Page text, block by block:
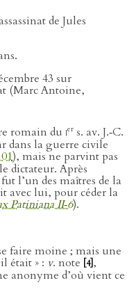
de Jules
43 sur
(Marc Antoine,
romain du ier s. av. J.‑C.
dans la guerre civile
), mais ne parvint pas
dictateur. Après
l’un des maîtres de la
avec lui, pour céder la
Patiniana II‑6).
faire moine ; mais une
était » : v. note [4] ,
anonyme d’où vient ce